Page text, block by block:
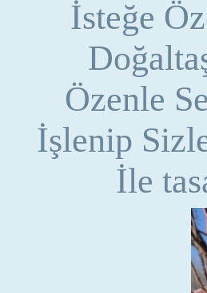
İsteğe
Özenle
İşlenip
İle